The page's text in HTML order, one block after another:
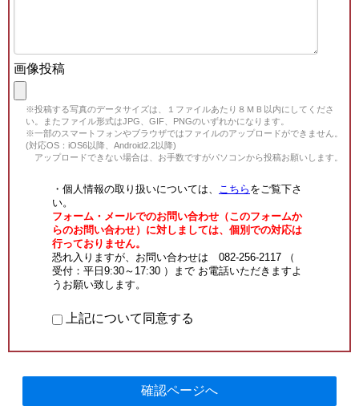
画像投稿
※投稿する写真のデータサイズは、１ファイルあたり８ＭＢ以内にしてくださ
い。またファイル形式はJPG、GIF、PNGのいずれかになります。
※一部のスマートフォンやブラウザではファイルのアップロードができません。
(対応OS：iOS6以降、Android2.2以降)
アップロードできない場合は、お手数ですがパソコンから投稿お願いします。
・個人情報の取り扱いについては、 こちら をご覧下さ
い。
フォーム・メールでのお問い合わせ（このフォームか
らのお問い合わせ）に対しましては、個別での対応は
行っておりません。
恐れ入りますが、お問い合わせは 082-256-2117 （
受付：平日9:30～17:30 ）まで お電話いただきますよ
うお願い致します。
上記について同意する
確認ページへ